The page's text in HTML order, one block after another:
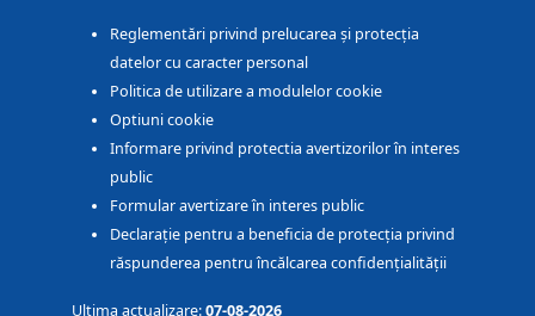
Reglementări privind prelucarea și protecția
datelor cu caracter personal
Politica de utilizare a modulelor cookie
Optiuni cookie
Informare privind protectia avertizorilor în interes
public
Formular avertizare în interes public
Declarație pentru a beneficia de protecția privind
răspunderea pentru încălcarea confidențialității
Ultima actualizare:07-08-2026